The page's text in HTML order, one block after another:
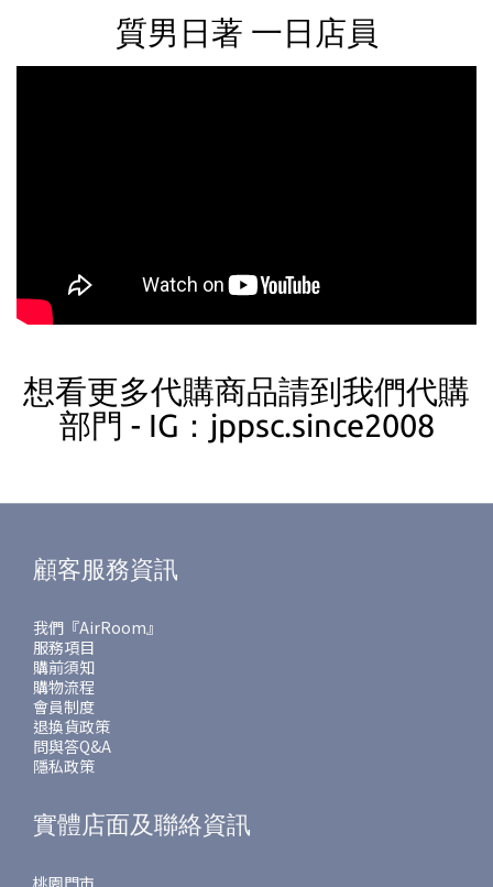
質男日著 一日店員
想看更多代購商品請到我們代購
部門 - IG：jppsc.since2008
顧客服務資訊
我們『AirRoom』
服務項目
購前須知
購物流程
會員制度
退換貨政策
問與答Q&A
隱私政策
實體店面及聯絡資訊